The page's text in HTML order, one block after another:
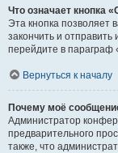
Что означает кнопка
Эта кнопка позволяет
закончить и
перейдите в параграф
Вернуться к началу
Почему моё
Администратор
предварительного
также, что